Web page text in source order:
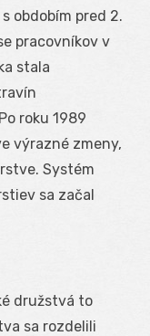
obdobím pred 2.
pracovníkov v
stala
roku 1989
výrazné zmeny,
Systém
sa začal
družstvá to
sa rozdelili